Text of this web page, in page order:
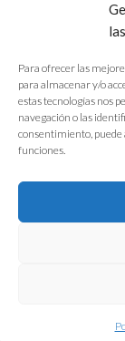
Para ofrecer las
para almacenar y/o
estas tecnologías nos
navegación o las
consentimiento,
funciones.
FIAB Federación